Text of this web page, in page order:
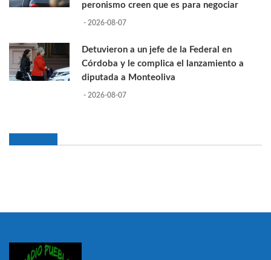
peronismo creen que es para negociar
- 2026-08-07
Detuvieron a un jefe de la Federal en
Córdoba y le complica el lanzamiento a
diputada a Monteoliva
- 2026-08-07